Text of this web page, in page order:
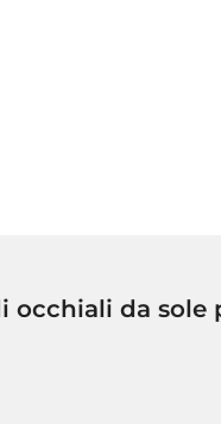
occhiali da sole